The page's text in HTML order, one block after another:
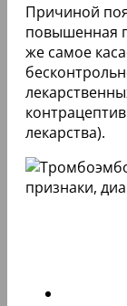
Причиной
повышенная
же самое
лекарства).